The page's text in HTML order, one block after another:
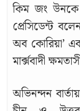
কিম জং উনকে
প্রেসিডেন্ট
অব কোরিয়া’
মার্ক্সবাদী
অভিনন্দন